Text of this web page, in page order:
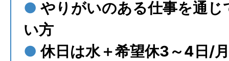
● やりがいのある仕事を通じ
い方
● 休日は水＋希望休3～4日/